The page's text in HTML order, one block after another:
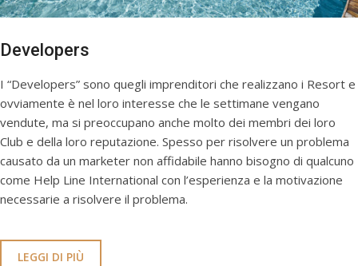
Developers
I “Developers” sono quegli imprenditori che realizzano i Resort e
ovviamente è nel loro interesse che le settimane vengano
vendute, ma si preoccupano anche molto dei membri dei loro
Club e della loro reputazione. Spesso per risolvere un problema
causato da un marketer non affidabile hanno bisogno di qualcuno
come Help Line International con l’esperienza e la motivazione
necessarie a risolvere il problema.
LEGGI DI PIÙ